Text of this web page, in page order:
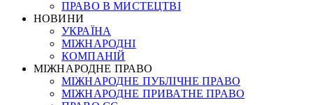
ПРАВО В МИСТЕЦТВІ
НОВИНИ
УКРАЇНА
МІЖНАРОДНІ
КОМПАНІЙ
МІЖНАРОДНЕ ПРАВО
МІЖНАРОДНЕ ПУБЛІЧНЕ ПРАВО
МІЖНАРОДНЕ ПРИВАТНЕ ПРАВО